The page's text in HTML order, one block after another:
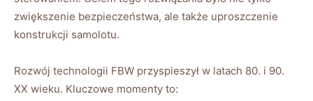
zwiększenie‌ bezpieczeństwa, ale także uproszczenie
⁤konstrukcji samolotu.
Rozwój technologii FBW przyspieszył w latach 80. i 90.
XX‌ wieku. Kluczowe momenty to: